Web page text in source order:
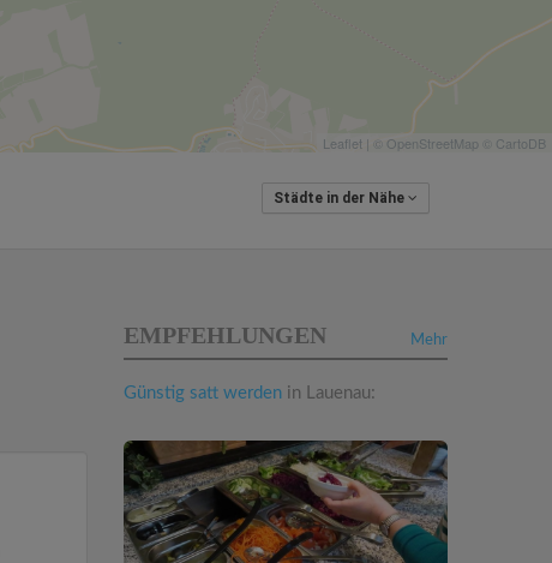
Leaflet | © OpenStreetMap © CartoDB
Städte in der Nähe
Mehr
EMPFEHLUNGEN
Günstig satt werden in Lauenau: